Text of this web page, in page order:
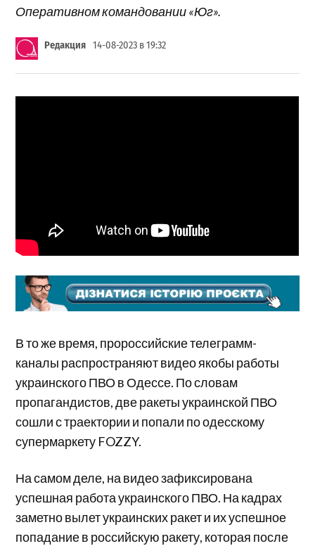
Оперативном командовании «Юг».
Редакция 14-08-2023 в 19:32
В то же время, пророссийские телеграмм-
каналы распространяют видео якобы работы
украинского ПВО в Одессе. По словам
пропагандистов, две ракеты украинской ПВО
сошли с траектории и попали по одесскому
супермаркету FOZZY.
На самом деле, на видео зафиксирована
успешная работа украинского ПВО. На кадрах
заметно вылет украинских ракет и их успешное
попадание в российскую ракету, которая после